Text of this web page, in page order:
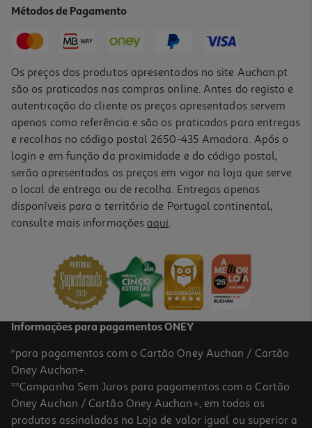
Métodos de Pagamento
Os preços dos produtos apresentados no site Auchan.pt
são os praticados nas compras online. Antes do registo e
autenticação do cliente os preços apresentados servem
apenas como referência e são os praticados para entregas
e recolhas no código postal 2650-435 Amadora. Após o
login e em função da proximidade e do código postal,
serão apresentados os preços em vigor na loja que serve
o local de entrega ou de recolha. Entregas apenas
disponíveis para o território de Portugal continental,
consulte mais informações aqui.
Informações para pagamentos ONEY
*para pagamentos com o Cartão Oney Auchan / Cartão
Oney Auchan+.
**Campanha Sem Juros para pagamentos com o Cartão
Oney Auchan / Cartão Oney Auchan+, em todos os
produtos assinalados na Loja de valor igual ou superior a